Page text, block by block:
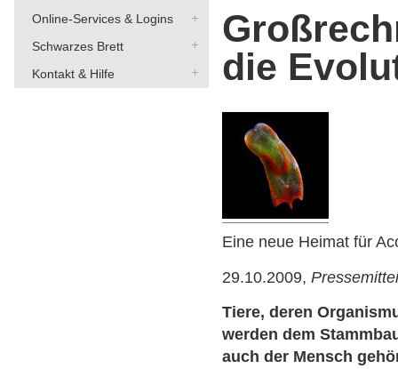
Online-Services & Logins
Schwarzes Brett
Kontakt & Hilfe
die
Eine neue Heimat für
29.10.2009,
Tiere, deren
werden dem
auch der Mensch